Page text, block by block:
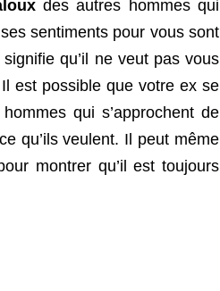
des autres hommes qui
sentiments pour vous sont
qu’il ne veut pas vous
est possible que votre ex se
qui s’approchent de
qu’ils veulent. Il peut même
montrer qu’il est toujours